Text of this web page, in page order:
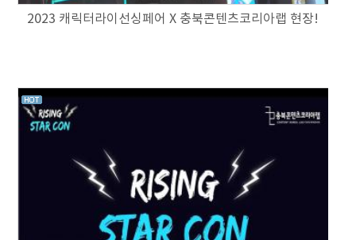
2023 캐릭터라이선싱페어 X 충북콘텐츠코리아랩 현장!